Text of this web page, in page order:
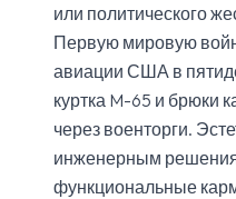
или политического
Первую мировую
авиации США в
куртка M-65 и брюки
через военторги.
инженерным
функциональные